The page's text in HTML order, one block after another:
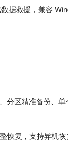
救援，兼容
分区精准备份、
整恢复，支持异机